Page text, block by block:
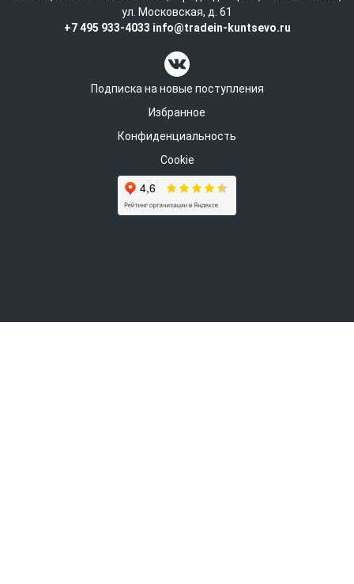
ул. Московская, д. 61
+7 495 933-4033 info@tradein-kuntsevo.ru
Подписка на новые поступления
Избранное
Конфиденциальность
Cookie